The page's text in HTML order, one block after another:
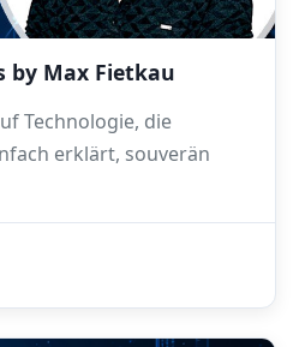
by Max Fietkau
Technologie, die
erklärt, souverän